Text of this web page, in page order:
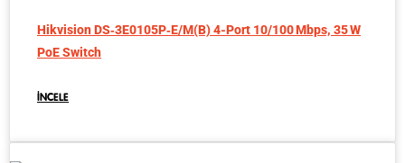
Hikvision DS‑3E0105P‑E/M(B) 4-Port 10/100 Mbps, 35 W
PoE Switch
İNCELE